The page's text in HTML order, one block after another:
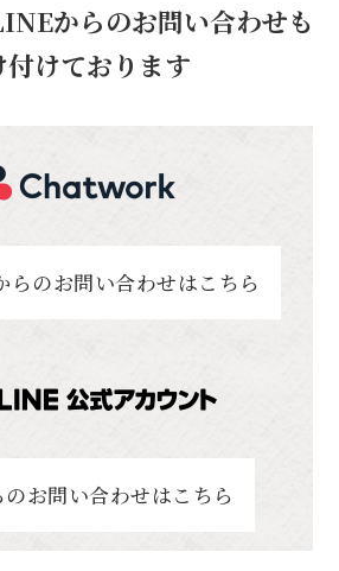
からのお問い合わせも
付けております
のお問い合わせはこちら
お問い合わせはこちら